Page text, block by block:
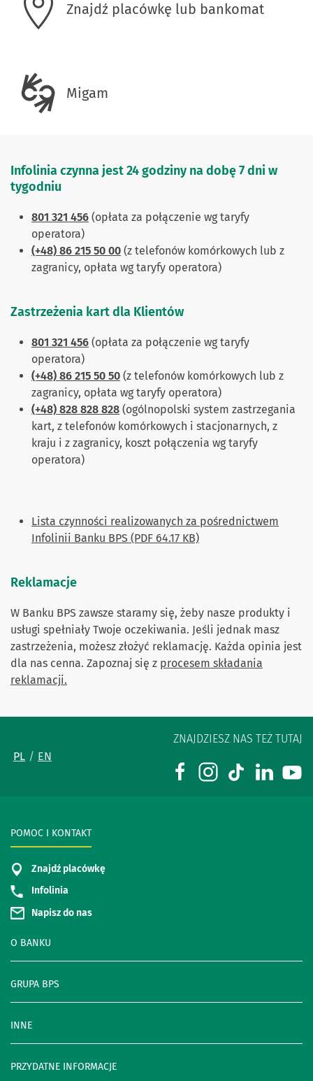
Znajdź placówkę lub bankomat
Migam
Infolinia czynna jest 24 godziny na dobę 7 dni w
tygodniu
801 321 456 (opłata za połączenie wg taryfy
operatora)
(+48) 86 215 50 00 (z telefonów komórkowych lub z
zagranicy, opłata wg taryfy operatora)
Zastrzeżenia kart dla Klientów
801 321 456 (opłata za połączenie wg taryfy
operatora)
(+48) 86 215 50 50 (z telefonów komórkowych lub z
zagranicy, opłata wg taryfy operatora)
(+48) 828 828 828 (ogólnopolski system zastrzegania
kart, z telefonów komórkowych i stacjonarnych, z
kraju i z zagranicy, koszt połączenia wg taryfy
operatora)
Lista czynności realizowanych za pośrednictwem
Infolinii Banku BPS (PDF 64.17 KB)
Reklamacje
W Banku BPS zawsze staramy się, żeby nasze produkty i
usługi spełniały Twoje oczekiwania. Jeśli jednak masz
zastrzeżenia, możesz złożyć reklamację. Każda opinia jest
dla nas cenna. Zapoznaj się z procesem składania
reklamacji.
PL EN
ZNAJDZIESZ NAS TEŻ TUTAJ
POMOC I KONTAKT
Znajdź placówkę
Infolinia
Napisz do nas
O BANKU
GRUPA BPS
INNE
PRZYDATNE INFORMACJE